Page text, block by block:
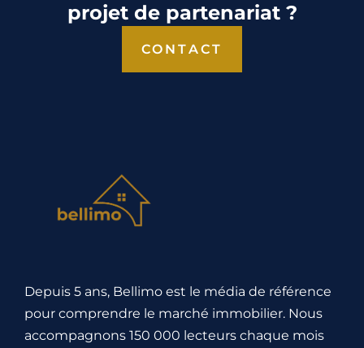
projet de partenariat ?
CONTACT
Depuis 5 ans, Bellimo est le média de référence
pour comprendre le marché immobilier. Nous
accompagnons 150 000 lecteurs chaque mois